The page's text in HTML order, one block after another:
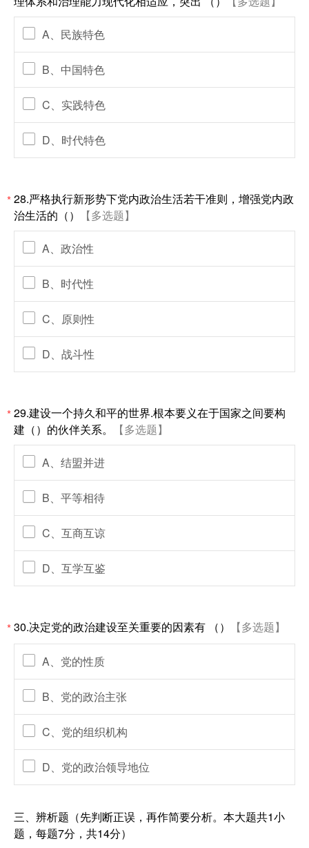
A、民族特色
B、中国特色
C、实践特色
D、时代特色
*28.严格执行新形势下党内政治生活若干准则，增强党内政
治生活的（）
【多选题】
A、政治性
B、时代性
C、原则性
D、战斗性
*29.建设一个持久和平的世界.根本要义在于国家之间要构
建（）的伙伴关系。
【多选题】
A、结盟并进
B、平等相待
C、互商互谅
D、互学互鉴
*30.决定党的政治建设至关重要的因素有 （） 【多选题】
A、党的性质
B、党的政治主张
C、党的组织机构
D、党的政治领导地位
三、辨析题（先判断正误，再作简要分析。本大题共1小
题，每题7分，共14分）